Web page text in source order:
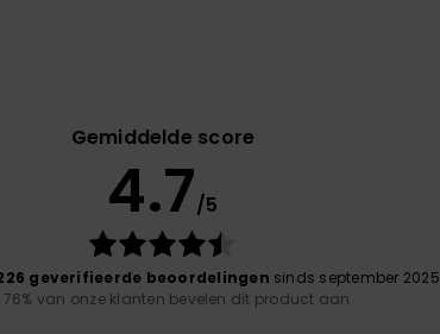
Gemiddelde score
4.7/5
geverifieerde beoordelingen sinds september 2025
76% van onze klanten bevelen dit product aan